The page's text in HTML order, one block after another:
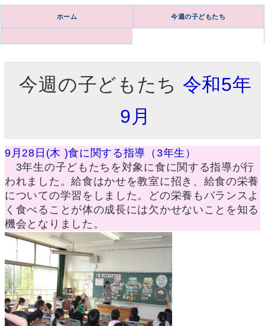
ホーム 今週の子どもたち
今週の子どもたち 令和5年
9月
9月28日(木 )食に関する指導（3年生）
3年生の子どもたちを対象に食に関する指導が行
われました。給食はかせを教室に招き、給食の栄養
についての学習をしました。どの栄養もバランスよ
く食べることが体の成長には欠かせないことを知る
機会となりました。